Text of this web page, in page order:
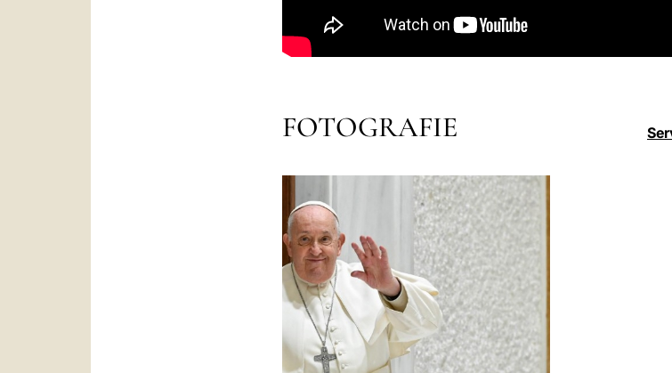
FOTOGRAFIE